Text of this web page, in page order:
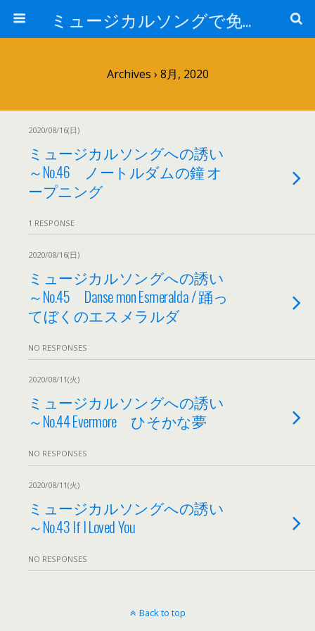
ミュージカルソングで免疫力を高める My Music and Spiritual Therapy
Archives › 8月, 2020
2020/08/16(日)
ミュージカルソングへの誘い
～No.46 ノートルダムの鐘 オ
ープニング
1 RESPONSE
2020/08/16(日)
ミュージカルソングへの誘い
～No.45 Danse mon Esmeralda / 踊っ
てぼくのエスメラルダ
NO RESPONSES
2020/08/11(火)
ミュージカルソングへの誘い
～No.44 Evermore ひそかな夢
NO RESPONSES
2020/08/11(火)
ミュージカルソングへの誘い
～No.43 If I Loved You
NO RESPONSES
Back to top